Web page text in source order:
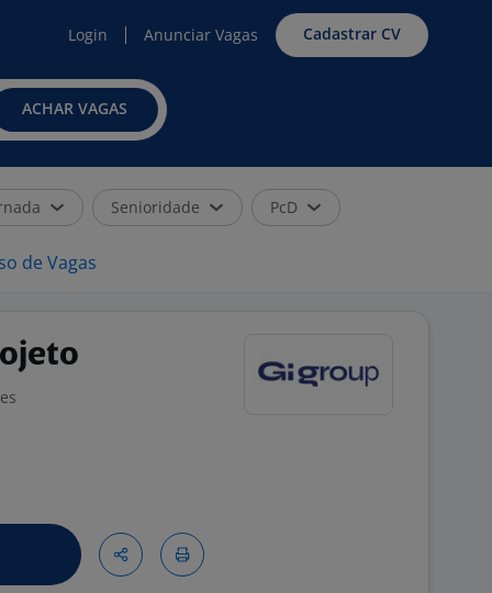
Login Anunciar Vagas Cadastrar CV
ACHAR VAGAS
Senioridade PcD
de Vagas